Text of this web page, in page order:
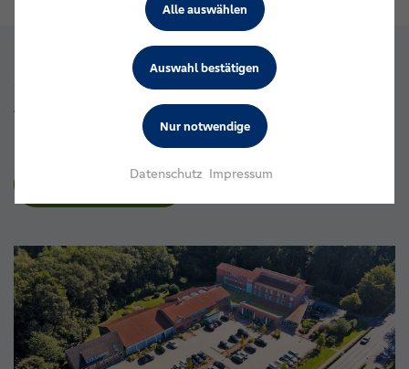
Stay connected.
Aktuelles aus dem GVWE.
Nur notwendige
Auswahl bestätigen
Alle auswählen
Datenschutz Impressum